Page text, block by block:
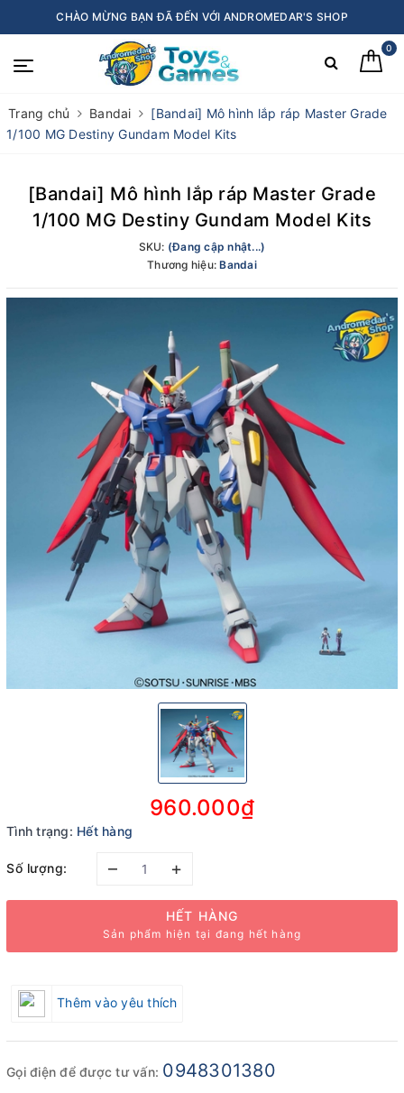
CHÀO MỪNG BẠN ĐÃ ĐẾN VỚI ANDROMEDAR'S SHOP
0
Trang chủ Bandai
[Bandai] Mô hình lắp ráp Master Grade
1/100 MG Destiny Gundam Model Kits
[Bandai] Mô hình lắp ráp Master Grade
1/100 MG Destiny Gundam Model Kits
SKU: (Đang cập nhật...)
Thương hiệu:Bandai
960.000₫
Tình trạng: Hết hàng
Số lượng: – +
HẾT HÀNG
Sản phẩm hiện tại đang hết hàng
Thêm vào yêu thích
Gọi điện để được tư vấn: 0948301380